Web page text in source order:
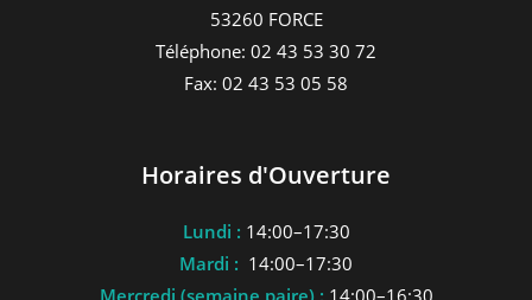
53260 FORCE
Téléphone: 02 43 53 30 72
Fax: 02 43 53 05 58
Horaires d'Ouverture
Lundi : 14:00–17:30
Mardi : 14:00–17:30
Mercredi (semaine paire) : 14:00–16:30